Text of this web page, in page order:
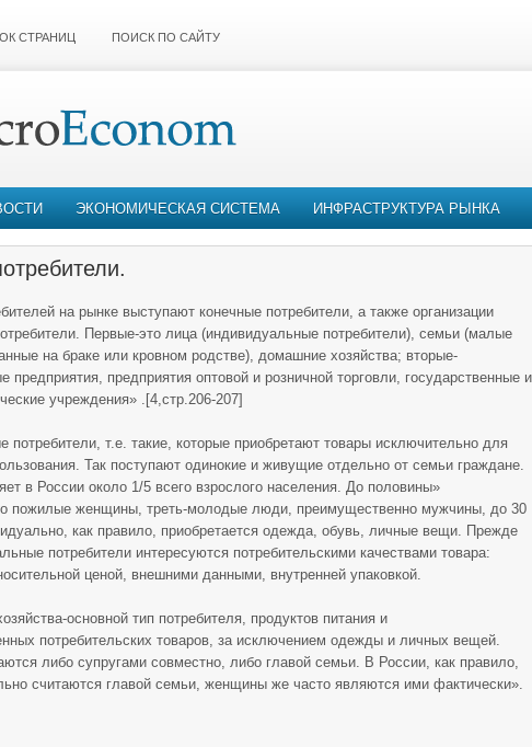
СТРАНИЦ ПОИСК ПО САЙТУ
ЭКОНОМИЧЕСКАЯ СИСТЕМА ИНФРАСТРУКТУРА РЫНКА
на рынке выступают конечные потребители, а также организации
Первые-это лица (индивидуальные потребители), семьи (малые
на браке или кровном родстве), домашние хозяйства; вторые-
предприятия, предприятия оптовой и розничной торговли, государственные и
учреждения» .[4,стр.206-207]
потребители, т.е. такие, которые приобретают товары исключительно для
Так поступают одинокие и живущие отдельно от семьи граждане.
в России около 1/5 всего взрослого населения. До половины»
пожилые женщины, треть-молодые люди, преимущественно мужчины, до 30
как правило, приобретается одежда, обувь, личные вещи. Прежде
потребители интересуются потребительскими качествами товара:
ценой, внешними данными, внутренней упаковкой.
основной тип потребителя, продуктов питания и
потребительских товаров, за исключением одежды и личных вещей.
либо супругами совместно, либо главой семьи. В России, как правило,
считаются главой семьи, женщины же часто являются ими фактически».